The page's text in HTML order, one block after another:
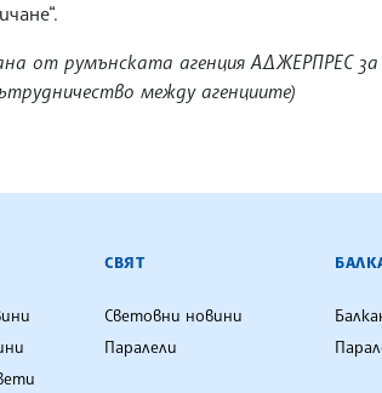
от румънската агенция АДЖЕРПРЕС за
между агенциите)
СВЯТ
Световни новини
Паралели